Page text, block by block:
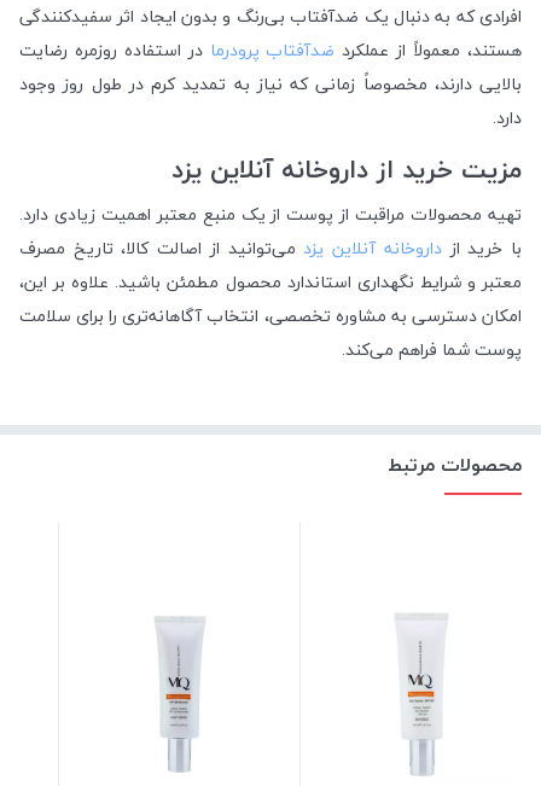
افرادی که به دنبال یک ضدآفتاب بی‌رنگ و بدون ایجاد اثر سفیدکنندگی
هستند، معمولاً از عملکرد ضدآفتاب پرودرما در استفاده روزمره رضایت
بالایی دارند، مخصوصاً زمانی که نیاز به تمدید کرم در طول روز وجود
دارد.
مزیت خرید از داروخانه آنلاین یزد
تهیه محصولات مراقبت از پوست از یک منبع معتبر اهمیت زیادی دارد.
با خرید ازداروخانه آنلاین یزد می‌توانید از اصالت کالا، تاریخ مصرف
معتبر و شرایط نگهداری استاندارد محصول مطمئن باشید. علاوه بر این،
امکان دسترسی به مشاوره تخصصی، انتخاب آگاهانه‌تری را برای سلامت
پوست شما فراهم می‌کند.
محصولات مرتبط